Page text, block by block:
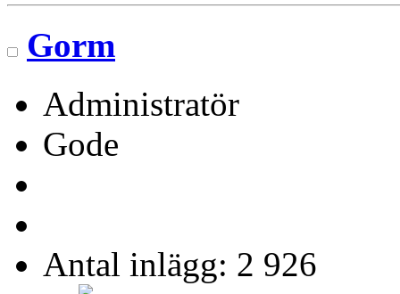
Gorm
Administratör
Gode
Antal inlägg: 2 926